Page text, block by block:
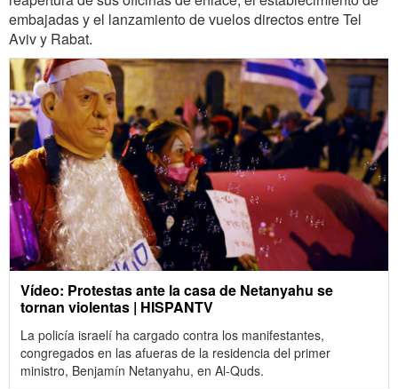
embajadas y el lanzamiento de vuelos directos entre Tel
Aviv y Rabat.
Vídeo: Protestas ante la casa de Netanyahu se
tornan violentas | HISPANTV
La policía israelí ha cargado contra los manifestantes,
congregados en las afueras de la residencia del primer
ministro, Benjamín Netanyahu, en Al-Quds.